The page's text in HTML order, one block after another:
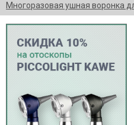
Многоразовая ушная воронка